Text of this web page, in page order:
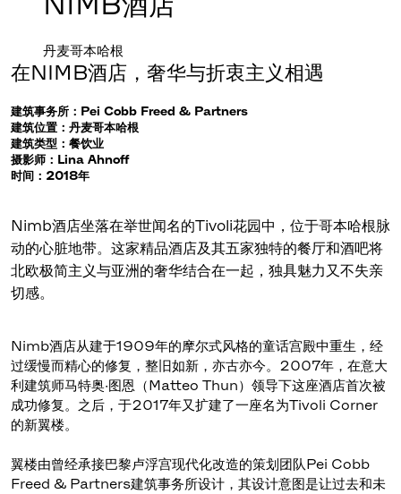
丹麦哥本哈根
在NIMB酒店，奢华与折衷主义相遇
建筑事务所：Pei Cobb Freed & Partners
建筑位置：丹麦哥本哈根
建筑类型：餐饮业
摄影师：Lina Ahnoff
时间：2018年
Nimb酒店坐落在举世闻名的Tivoli花园中，位于哥本哈根脉
动的心脏地带。这家精品酒店及其五家独特的餐厅和酒吧将
北欧极简主义与亚洲的奢华结合在一起，独具魅力又不失亲
切感。
Nimb酒店从建于1909年的摩尔式风格的童话宫殿中重生，经
过缓慢而精心的修复，整旧如新，亦古亦今。2007年，在意大
利建筑师马特奥·图恩（Matteo Thun）领导下这座酒店首次被
成功修复。之后，于2017年又扩建了一座名为Tivoli Corner
的新翼楼。
翼楼由曾经承接巴黎卢浮宫现代化改造的策划团队Pei Cobb
Freed & Partners建筑事务所设计，其设计意图是让过去和未